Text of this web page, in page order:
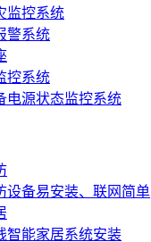
监控系统
警系统
控系统
电源状态监控系统
设备易安装、联网简单
智能家居系统安装